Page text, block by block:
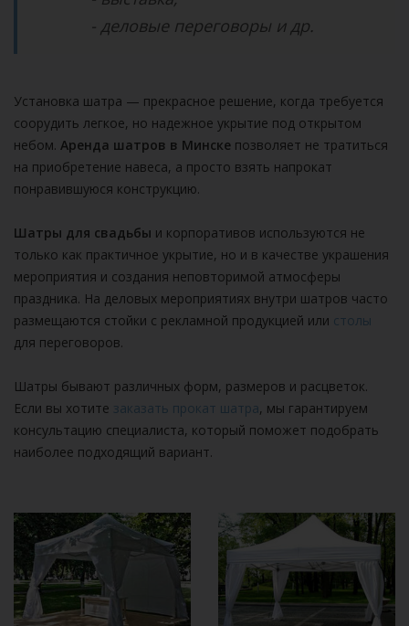
- деловые переговоры и др.
Установка шатра — прекрасное решение, когда требуется
соорудить легкое, но надежное укрытие под открытом
небом. Аренда шатров в Минске позволяет не тратиться
на приобретение навеса, а просто взять напрокат
понравившуюся конструкцию.
Шатры для свадьбы и корпоративов используются не
только как практичное укрытие, но и в качестве украшения
мероприятия и создания неповторимой атмосферы
праздника. На деловых мероприятиях внутри шатров часто
размещаются стойки с рекламной продукцией или столы
для переговоров.
Шатры бывают различных форм, размеров и расцветок.
Если вы хотите заказать прокат шатра, мы гарантируем
консультацию специалиста, который поможет подобрать
наиболее подходящий вариант.